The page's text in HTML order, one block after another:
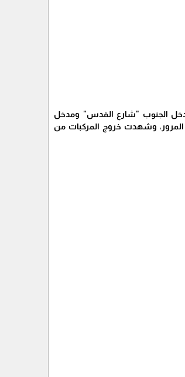
الجنوب "شارع القدس" ومدخل
وشهدت خروج المركبات من